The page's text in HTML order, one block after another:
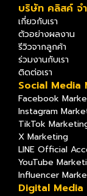
บริษัท คลิสค์ จ
เกี่ยวกับเรา
ตัวอย่างผลงาน
รีวิวจากลูกค้า
ร่วมงานกับเรา
ติดต่อเรา
Social Media
Facebook
Instagram
TikTok
X Marketing
LINE Official
YouTube
Influencer
Digital Media